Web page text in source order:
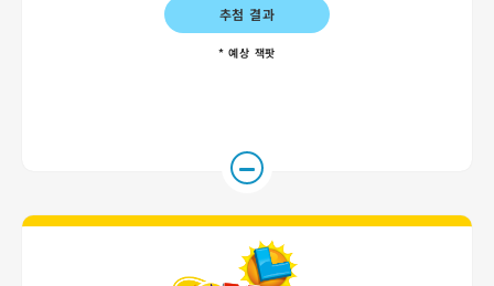
추첨 결과
* 예상 잭팟
Mega Millions